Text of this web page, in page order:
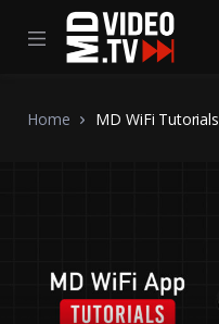
Home MD WiFi Tutorials